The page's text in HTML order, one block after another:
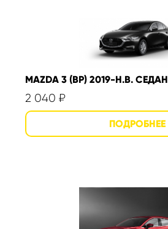
MAZDA 3 (BP) 2019-Н.В. СЕДАН
2 040 ₽